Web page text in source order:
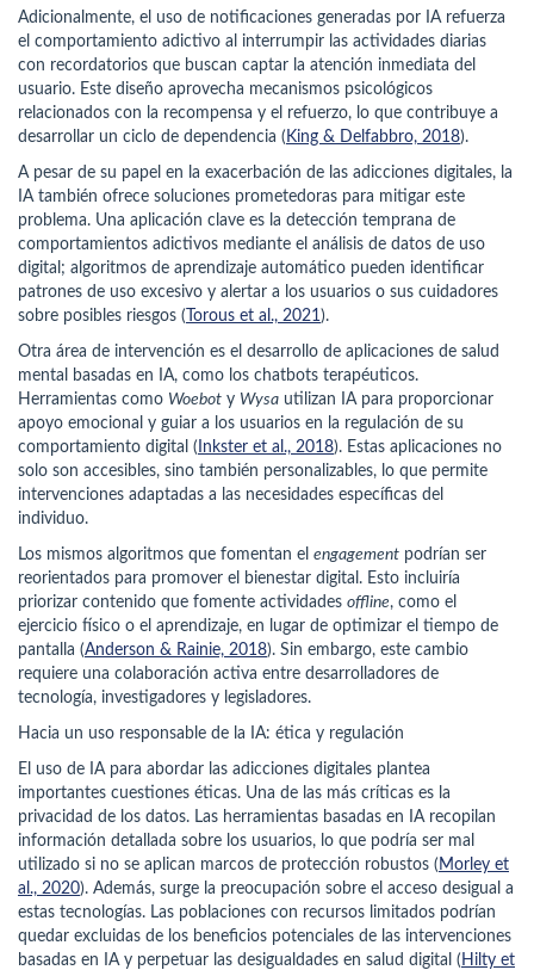
Adicionalmente, el uso de notificaciones generadas por IA refuerza
el comportamiento adictivo al interrumpir las actividades diarias
con recordatorios que buscan captar la atención inmediata del
usuario. Este diseño aprovecha mecanismos psicológicos
relacionados con la recompensa y el refuerzo, lo que contribuye a
desarrollar un ciclo de dependencia ( King & Delfabbro, 2018).
A pesar de su papel en la exacerbación de las adicciones digitales, la
IA también ofrece soluciones prometedoras para mitigar este
problema. Una aplicación clave es la detección temprana de
comportamientos adictivos mediante el análisis de datos de uso
digital; algoritmos de aprendizaje automático pueden identificar
patrones de uso excesivo y alertar a los usuarios o sus cuidadores
sobre posibles riesgos ( Torous et al., 2021).
Otra área de intervención es el desarrollo de aplicaciones de salud
mental basadas en IA, como los chatbots terapéuticos.
Herramientas como Woebot y Wysa utilizan IA para proporcionar
apoyo emocional y guiar a los usuarios en la regulación de su
comportamiento digital ( Inkster et al., 2018). Estas aplicaciones no
solo son accesibles, sino también personalizables, lo que permite
intervenciones adaptadas a las necesidades específicas del
individuo.
Los mismos algoritmos que fomentan el engagement podrían ser
reorientados para promover el bienestar digital. Esto incluiría
priorizar contenido que fomente actividades offline, como el
ejercicio físico o el aprendizaje, en lugar de optimizar el tiempo de
pantalla (Anderson & Rainie, 2018). Sin embargo, este cambio
requiere una colaboración activa entre desarrolladores de
tecnología, investigadores y legisladores.
Hacia un uso responsable de la IA: ética y regulación
El uso de IA para abordar las adicciones digitales plantea
importantes cuestiones éticas. Una de las más críticas es la
privacidad de los datos. Las herramientas basadas en IA recopilan
información detallada sobre los usuarios, lo que podría ser mal
utilizado si no se aplican marcos de protección robustos ( Morley et
al., 2020). Además, surge la preocupación sobre el acceso desigual a
estas tecnologías. Las poblaciones con recursos limitados podrían
quedar excluidas de los beneficios potenciales de las intervenciones
basadas en IA y perpetuar las desigualdades en salud digital ( Hilty et